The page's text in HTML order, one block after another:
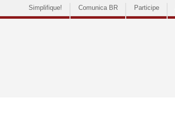
Simplifique! Comunica BR Participe